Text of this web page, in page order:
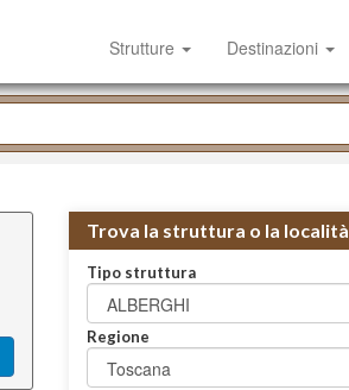
Strutture Destinazioni
Trova la struttura o la località
Tipo struttura
Regione